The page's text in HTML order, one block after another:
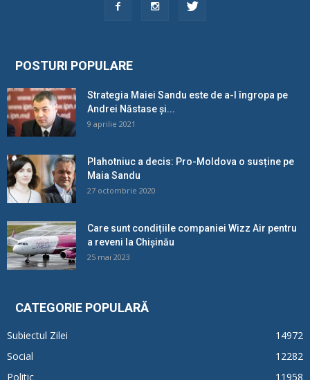
POSTURI POPULARE
Strategia Maiei Sandu este de a-l îngropa pe
Andrei Năstase și...
9 aprilie 2021
Plahotniuc a decis: Pro-Moldova o susține pe
Maia Sandu
27 octombrie 2020
Care sunt condițiile companiei Wizz Air pentru
a reveni la Chișinău
25 mai 2023
CATEGORIE POPULARĂ
Subiectul Zilei
14972
Social
12282
Politic
11958